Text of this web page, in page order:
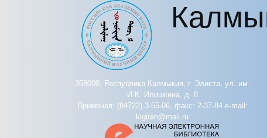
Перейти к основному содержанию
358000, Республика Калмыкия, г. Элиста, ул. им.
И.К. Илишкина, д. 8
Приемная: (84722) 3-55-06, факс: 2-37-84 e-mail:
kigiran@mail.ru